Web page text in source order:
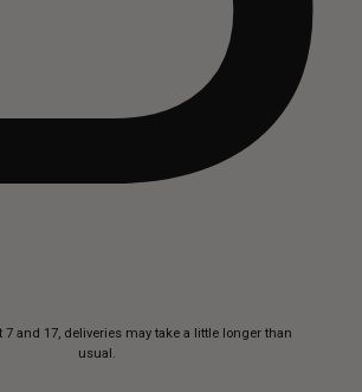
7 and 17, deliveries may take a little longer than
usual.